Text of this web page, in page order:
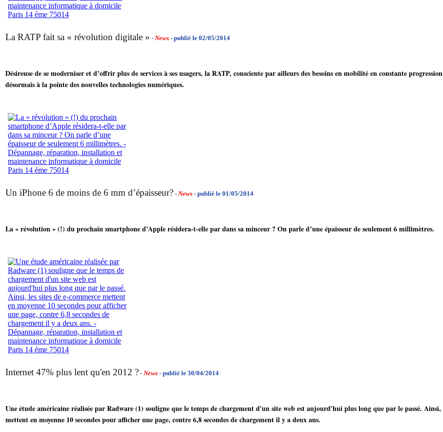
La RATP fait sa « révolution digitale » - News - publié le 02/05/2014
Désireuse de se moderniser et d’offrir plus de services à ses usagers, la RATP, consciente par ailleurs des besoins en mobilité en constante
désormais à la pointe des nouvelles technologies numériques.
Un iPhone 6 de moins de 6 mm d’épaisseur? - News - publié le 01/05/2014
La « révolution » (!) du prochain smartphone d’Apple résidera-t-elle par dans sa minceur ? On parle d’une épaisseur de seulement 6 millimètres.
Internet 47% plus lent qu'en 2012 ? - News - publié le 30/04/2014
Une étude américaine réalisée par Radware (1) souligne que le temps de chargement d'un site web est aujourd'hui plus long que par le passé. Ainsi,
mettent en moyenne 10 secondes pour afficher une page, contre 6,8 secondes de chargement il y a deux ans.